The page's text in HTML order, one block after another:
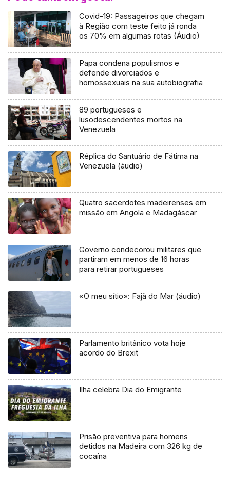
Covid-19: Passageiros que chegam
à Região com teste feito já ronda
os 70% em algumas rotas (Áudio)
Papa condena populismos e
defende divorciados e
homossexuais na sua autobiografia
89 portugueses e
lusodescendentes mortos na
Venezuela
Réplica do Santuário de Fátima na
Venezuela (áudio)
Quatro sacerdotes madeirenses em
missão em Angola e Madagáscar
Governo condecorou militares que
partiram em menos de 16 horas
para retirar portugueses
«O meu sítio»: Fajã do Mar (áudio)
Parlamento britânico vota hoje
acordo do Brexit
Ilha celebra Dia do Emigrante
Prisão preventiva para homens
detidos na Madeira com 326 kg de
cocaína